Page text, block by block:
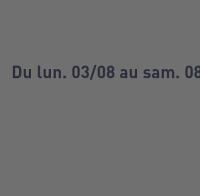
Du lun. 03/08 au sam.